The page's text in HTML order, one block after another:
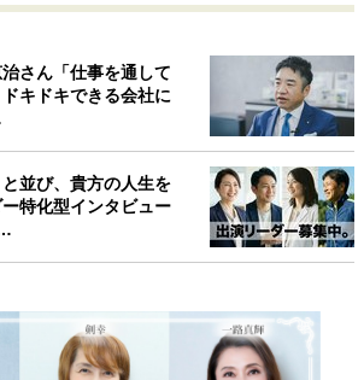
さん「仕事を通して
キドキできる会社に
並び、貴方の人生を
特化型インタビュー